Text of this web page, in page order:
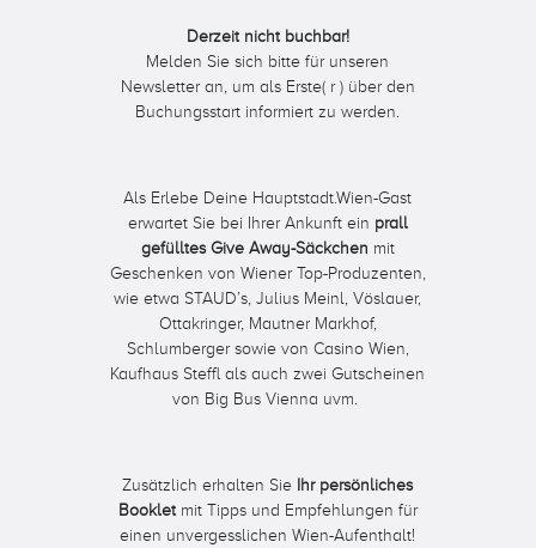
Derzeit nicht buchbar!
Melden Sie sich bitte für unseren
Newsletter an, um als Erste( r ) über den
Buchungsstart informiert zu werden.
Als Erlebe Deine Hauptstadt.Wien-Gast
erwartet Sie bei Ihrer Ankunft ein prall
gefülltes Give Away-Säckchen mit
Geschenken von Wiener Top-Produzenten,
wie etwa STAUD’s, Julius Meinl, Vöslauer,
Ottakringer, Mautner Markhof,
Schlumberger sowie von Casino Wien,
Kaufhaus Steffl als auch zwei Gutscheinen
von Big Bus Vienna uvm.
Zusätzlich erhalten Sie Ihr persönliches
Bookletmit Tipps und Empfehlungen für
einen unvergesslichen Wien-Aufenthalt!